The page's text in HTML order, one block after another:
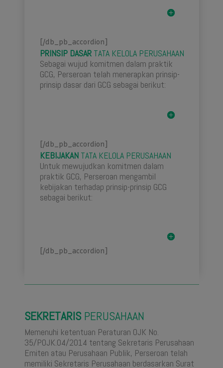
[/db_pb_accordion]
PRINSIP DASARTATA KELOLA PERUSAHAAN
Sebagai wujud komitmen dalam praktik
GCG, Perseroan telah menerapkan prinsip-
prinsip dasar dari GCG sebagai berikut:
[/db_pb_accordion]
KEBIJAKANTATA KELOLA PERUSAHAAN
Untuk mewujudkan komitmen dalam
praktik GCG, Perseroan mengambil
kebijakan terhadap prinsip-prinsip GCG
sebagai berikut:
[/db_pb_accordion]
SEKRETARISPERUSAHAAN
Memenuhi ketentuan Peraturan OJK No.
35/POJK.04/2014 tentang Sekretaris Perusahaan
Emiten atau Perusahaan Publik, Perseroan telah
memiliki Sekretaris Perusahaan berdasarkan Surat